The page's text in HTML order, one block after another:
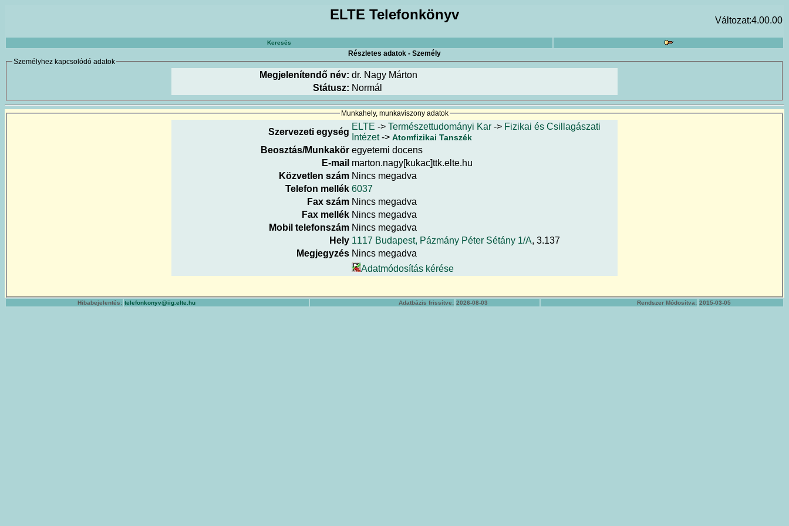
ELTE Telefonkönyv Változat:4.00.00
Keresés
Részletes adatok - Személy
Személyhez kapcsolódó adatok
Megjelenítendő név: dr. Nagy Márton
Státusz: Normál
Munkahely, munkaviszony adatok
Szervezeti egység
ELTE -> Természettudományi Kar -> Fizikai és Csillagászati
Intézet-> Atomfizikai Tanszék
Beosztás/Munkakör egyetemi docens
E-mail marton.nagy[kukac]ttk.elte.hu
Közvetlen szám Nincs megadva
Telefon mellék 6037
Fax szám Nincs megadva
Fax mellék Nincs megadva
Mobil telefonszám Nincs megadva
Hely 1117 Budapest, Pázmány Péter Sétány 1/A, 3.137
Megjegyzés Nincs megadva
Adatmódosítás kérése
Hibabejelentés: telefonkonyv@iig.elte.hu Adatbázis frissítve: 2026-08-03 Rendszer Módosítva: 2015-03-05